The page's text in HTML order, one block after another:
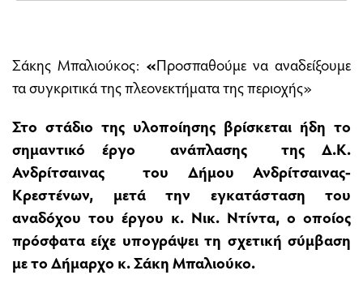
Σάκης Μπαλιούκος: «Προσπαθούμε να αναδείξουμε
τα συγκριτικά της πλεονεκτήματα της περιοχής»
Στο στάδιο της υλοποίησης βρίσκεται ήδη το
σημαντικό έργο ανάπλασης της Δ.Κ.
Ανδρίτσαινας του Δήμου Ανδρίτσαινας-
Κρεστένων, μετά την εγκατάσταση του
αναδόχου του έργου κ. Νικ. Ντίντα, ο οποίος
πρόσφατα είχε υπογράψει τη σχετική σύμβαση
με το Δήμαρχο κ. Σάκη Μπαλιούκο.